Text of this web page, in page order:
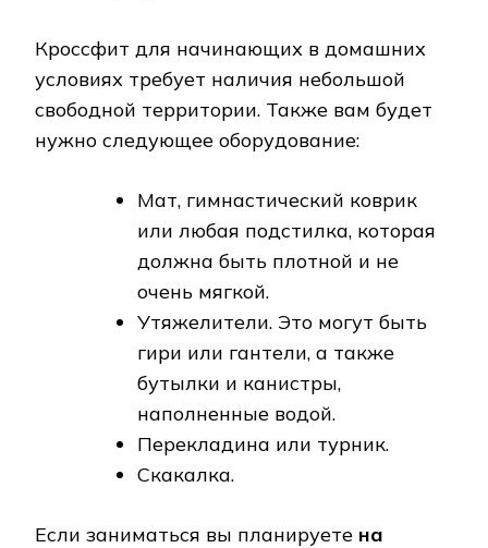
Кроссфит для начинающих в домашних
условиях требует наличия небольшой
свободной территории. Также вам будет
нужно следующее оборудование:
Мат, гимнастический коврик
или любая подстилка, которая
должна быть плотной и не
очень мягкой.
Утяжелители. Это могут быть
гири или гантели, а также
бутылки и канистры,
наполненные водой.
Перекладина или турник.
Скакалка.
Если заниматься вы планируете на